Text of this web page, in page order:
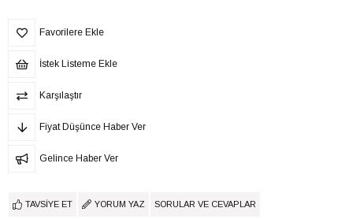
Favorilere Ekle
İstek Listeme Ekle
Karşılaştır
Fiyat Düşünce Haber Ver
Gelince Haber Ver
TAVSIYE ET YORUM YAZ SORULAR VE CEVAPLAR